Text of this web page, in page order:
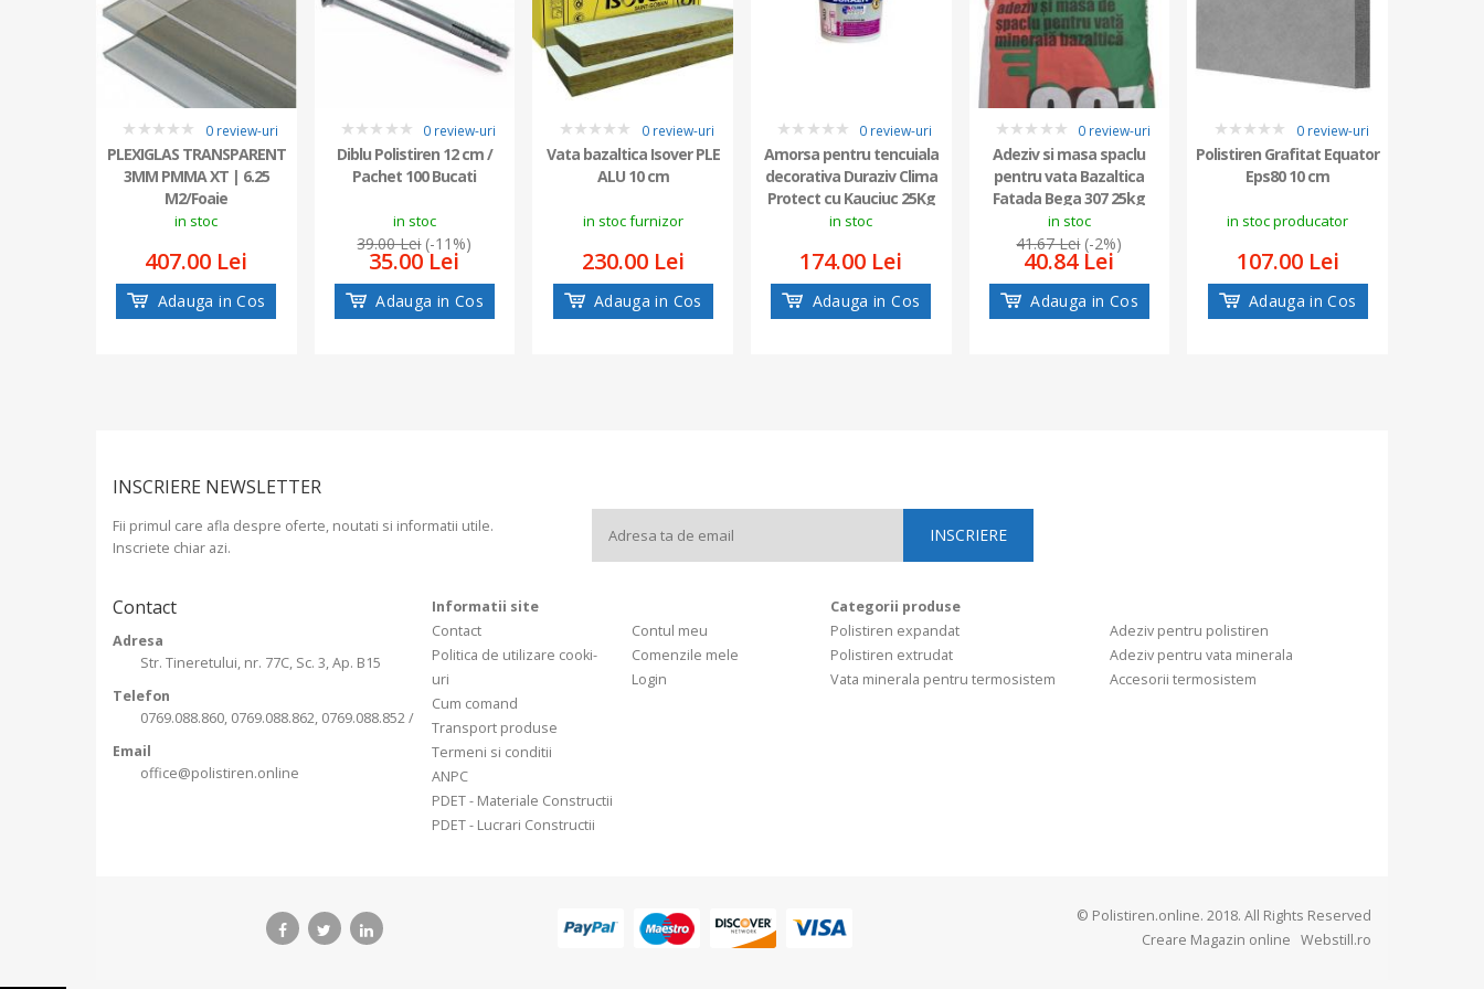
0
0 review-uri
PLEXIGLAS TRANSPARENT
3MM PMMA XT | 6.25
M2/Foaie
in stoc
407.00 Lei
Adauga in Cos
0
0 review-uri
Diblu Polistiren 12 cm /
Pachet 100 Bucati
in stoc
39.00 Lei(-11%)
35.00 Lei
Adauga in Cos
0
0 review-uri
Vata bazaltica Isover PLE
ALU 10 cm
in stoc furnizor
230.00 Lei
Adauga in Cos
0
0 review-uri
Amorsa pentru tencuiala
decorativa Duraziv Clima
Protect cu Kauciuc 25Kg
in stoc
174.00 Lei
Adauga in Cos
0
0 review-uri
Adeziv si masa spaclu
pentru vata Bazaltica
Fatada Bega 307 25kg
in stoc
41.67 Lei(-2%)
40.84 Lei
Adauga in Cos
0
0 review-uri
Polistiren Grafitat Equator
Eps80 10 cm
in stoc producator
107.00 Lei
Adauga in Cos
INSCRIERE NEWSLETTER
Fii primul care afla despre oferte, noutati si informatii utile.
Inscriete chiar azi.
Contact
Adresa
Str. Tineretului, nr. 77C, Sc. 3, Ap. B15
Telefon
0769.088.860, 0769.088.862, 0769.088.852 /
Email
office@polistiren.online
Informatii site
Contact
Politica de utilizare cooki-
uri
Cum comand
Transport produse
Termeni si conditii
ANPC
PDET - Materiale Constructii
PDET - Lucrari Constructii
Contul meu
Comenzile mele
Login
Categorii produse
Polistiren expandat
Polistiren extrudat
Vata minerala pentru termosistem
Adeziv pentru polistiren
Adeziv pentru vata minerala
Accesorii termosistem
© Polistiren.online. 2018. All Rights Reserved
Creare Magazin online Webstill.ro